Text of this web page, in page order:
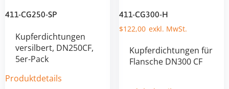
411-CG250-SP
Kupferdichtungen
versilbert, DN250CF,
5er-Pack
Produktdetails
411-CG300-H
$122,00
Kupferdichtungen für
Flansche DN300 CF